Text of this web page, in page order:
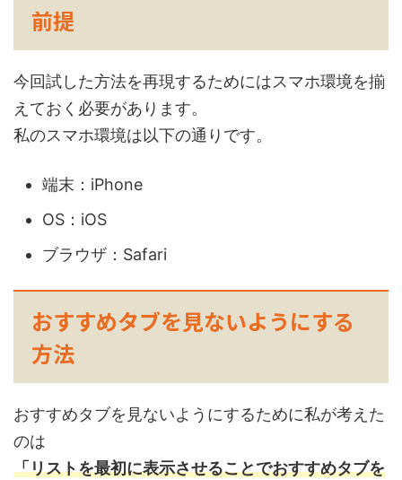
前提
今回試した方法を再現するためにはスマホ環境を揃
えておく必要があります。
私のスマホ環境は以下の通りです。
端末：iPhone
OS：iOS
ブラウザ：Safari
おすすめタブを見ないようにする
方法
おすすめタブを見ないようにするために私が考えた
のは
「リストを最初に表示させることでおすすめタブを